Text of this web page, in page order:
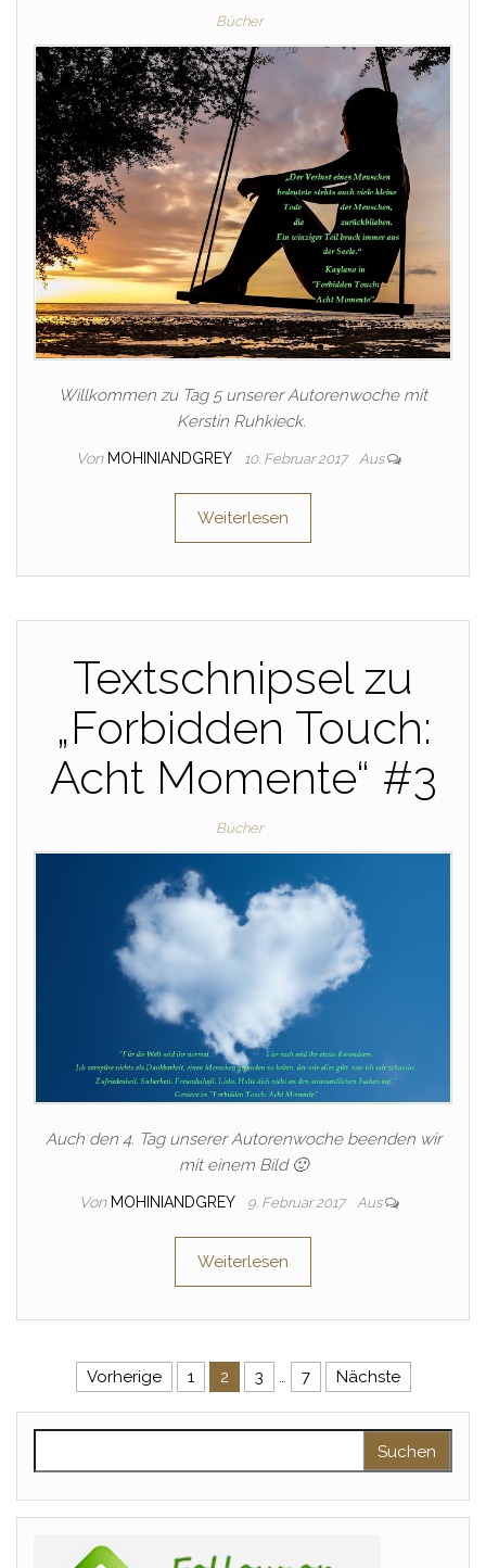
Bücher
Willkommen zu Tag 5 unserer Autorenwoche mit
Kerstin Ruhkieck.
Von MOHINIANDGREY 10. Februar 2017 Aus
Weiterlesen
Textschnipsel zu
„Forbidden Touch:
Acht Momente“ #3
Bücher
Auch den 4. Tag unserer Autorenwoche beenden wir
mit einem Bild 🙂
Von MOHINIANDGREY 9. Februar 2017 Aus
Weiterlesen
Seitennummerierung der
Vorherige 1 2 3 … 7 Nächste